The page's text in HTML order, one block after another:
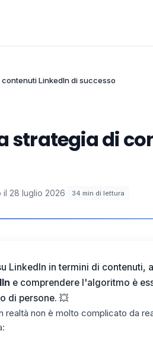
LinkedIn di successo
strategia di
il 28 luglio 2026· 34 min di lettura
LinkedIn in termini di contenuti,
e comprendere l'algoritmo è
di persone. 💥
realtà non è molto complicato da